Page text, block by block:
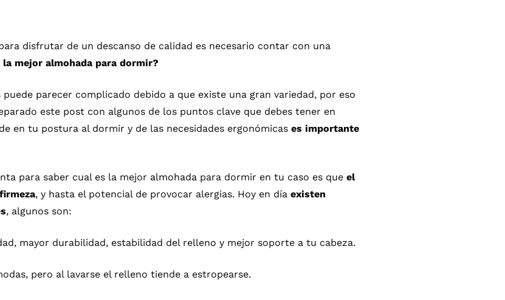
disfrutar de un descanso de calidad es necesario contar con una
la mejor almohada para dormir?
puede parecer complicado debido a que existe una gran variedad, por eso
este post con algunos de los puntos clave que debes tener en
en tu postura al dormir y de las necesidades ergonómicas es importante
para saber cual es la mejor almohada para dormir en tu caso es que el
, y hasta el potencial de provocar alergias. Hoy en día existen
, algunos son:
mayor durabilidad, estabilidad del relleno y mejor soporte a tu cabeza.
pero al lavarse el relleno tiende a estropearse.